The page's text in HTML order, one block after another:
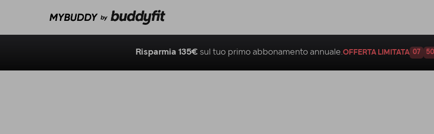
Risparmia 135€ sul tuo primo abbonamento annuale.OFFERTA LIMITATA 07 50